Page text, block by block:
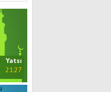
Yatsı
21:27